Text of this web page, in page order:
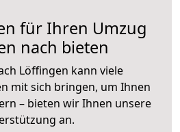
für Ihren Umzug
nach bieten
Löffingen kann viele
mit sich bringen, um Ihnen
– bieten wir Ihnen unsere
an.